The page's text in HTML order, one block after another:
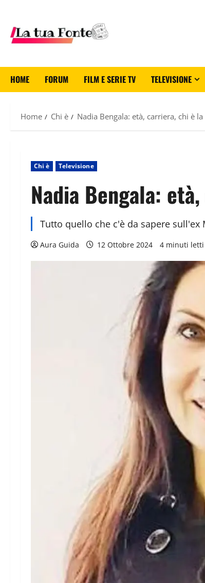
HOME FORUM FILM E SERIE TV TELEVISIONE
Home Chi è Nadia Bengala: età, carriera, chi è
Chi è Televisione
Nadia Bengala:
Tutto quello che c'è da sapere
Aura Guida 12 Ottobre 2024 4 minuti letti